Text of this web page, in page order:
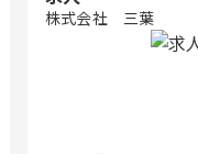
株式会社 三葉